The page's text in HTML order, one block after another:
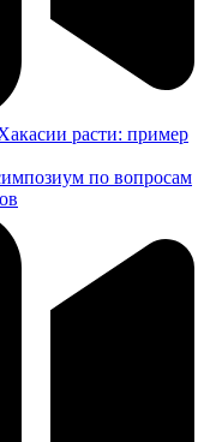
расти: пример
по вопросам